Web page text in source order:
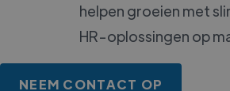
helpen groeien met
HR-oplossingen op
NEEM CONTACT OP